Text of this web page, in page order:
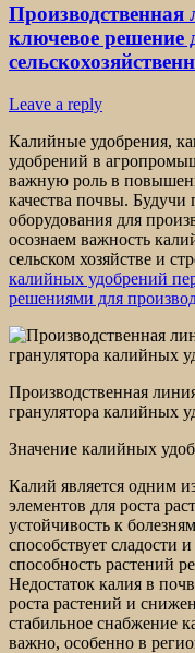
ключевое решение
Leave a reply
Калийные удобрения,
удобрений в
важную роль в
качества почвы.
оборудования для
осознаем важность
сельском хозяйстве и
калийных удобрений
решениями для
Производственная
гранулятора калийных
Значение калийных
Калий является одним
элементов для роста
устойчивость к
способствует сладости
способность растений
Недостаток калия в
роста растений и
стабильное снабжение
важно, особенно в